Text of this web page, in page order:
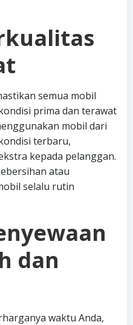
semua mobil
prima dan terawat
mobil dari
terbaru,
kepada pelanggan.
atau
selalu rutin
dan
waktu Anda,